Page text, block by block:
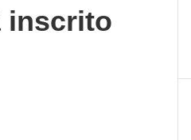
inscrito